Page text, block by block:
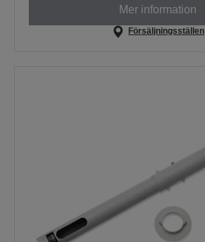
Mer information
Försäljningsställen